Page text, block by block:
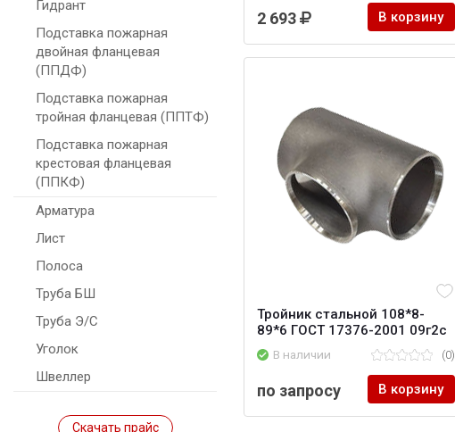
Гидрант
Подставка пожарная
двойная фланцевая
(ППДФ)
Подставка пожарная
тройная фланцевая (ППТФ)
Подставка пожарная
крестовая фланцевая
(ППКФ)
Арматура
Лист
Полоса
Труба БШ
Труба Э/С
Уголок
Швеллер
Скачать прайс
2 693 В корзину
Тройник стальной 108*8-
89*6 ГОСТ 17376-2001 09г2с
В наличии (0)
по запросу В корзину